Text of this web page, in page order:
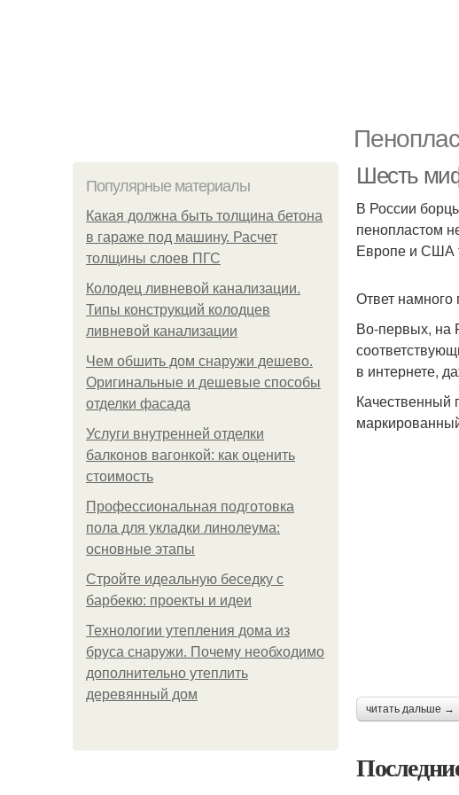
Популярные материалы
Какая должна быть толщина бетона
в гараже под машину. Расчет
толщины слоев ПГС
Колодец ливневой канализации.
Типы конструкций колодцев
ливневой канализации
Чем обшить дом снаружи дешево.
Оригинальные и дешевые способы
отделки фасада
Услуги внутренней отделки
балконов вагонкой: как оценить
стоимость
Профессиональная подготовка
пола для укладки линолеума:
основные этапы
Стройте идеальную беседку с
барбекю: проекты и идеи
Технологии утепления дома из
бруса снаружи. Почему необходимо
дополнительно утеплить
деревянный дом
Шесть
В России
пенопластом
Европе и США
Ответ
Во-первых, на
в интернете,
Качественный
читать дальше →